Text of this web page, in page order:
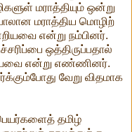
மராத்தியும் ஒன்று
மராத்திய மொழிற்
என்று நம்பினர்.
ஒத்திருப்பதால்
என்று எண்ணினர்.
வேறு விதமாக
தமிழ்